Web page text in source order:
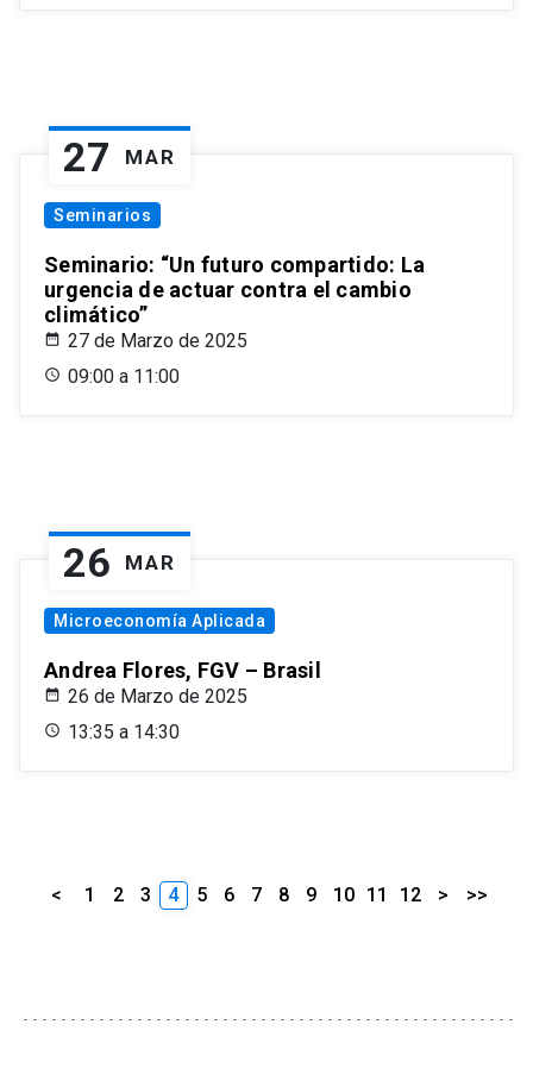
27 MAR
Seminarios
Seminario: “Un futuro compartido: La
urgencia de actuar contra el cambio
climático”
27 de Marzo de 2025
09:00 a 11:00
26 MAR
Microeconomía Aplicada
Andrea Flores, FGV – Brasil
26 de Marzo de 2025
13:35 a 14:30
< 1 2 3 4 5 6 7 8 9 10 11 12 > >>